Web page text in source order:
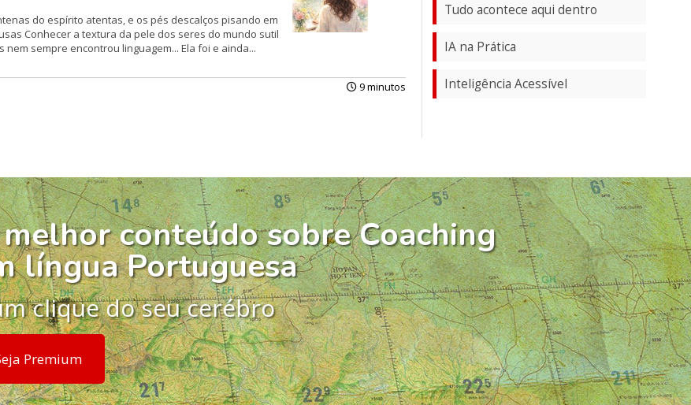
do espírito atentas, e os pés descalços pisando em
Conhecer a textura da pele dos seres do mundo sutil
sempre encontrou linguagem... Ela foi e ainda...
9 minutos
Tudo acontece aqui dentro
IA na Prática
Inteligência Acessível
conteúdo sobre Coaching
língua Portuguesa
clique do seu cerébro
Premium